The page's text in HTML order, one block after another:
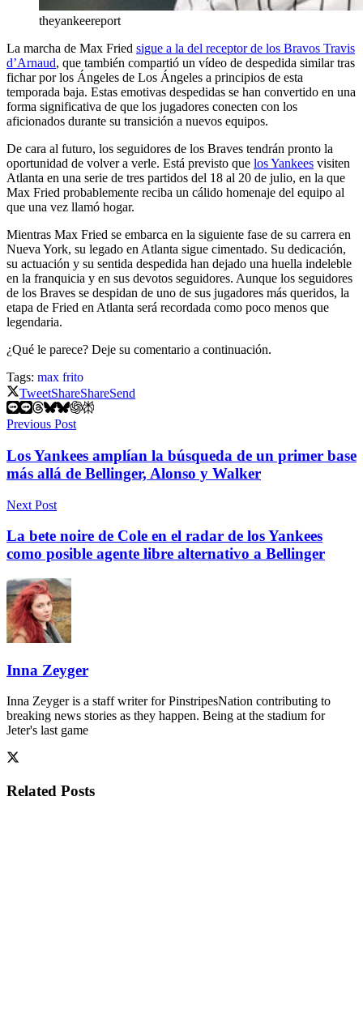
theyankeereport
La marcha de Max Fried sigue a la del receptor de los Bravos Travis
d’Arnaud, que también compartió un vídeo de despedida similar tras
fichar por los Ángeles de Los Ángeles a principios de esta
temporada baja. Estas emotivas despedidas se han convertido en una
forma significativa de que los jugadores conecten con los
aficionados durante su transición a nuevos equipos.
De cara al futuro, los seguidores de los Braves tendrán pronto la
oportunidad de volver a verle. Está previsto que los Yankees visiten
Atlanta en una serie de tres partidos del 18 al 20 de julio, en la que
Max Fried probablemente reciba un cálido homenaje del equipo al
que una vez llamó hogar.
Mientras Max Fried se embarca en la siguiente fase de su carrera en
Nueva York, su legado en Atlanta sigue cimentado. Su dedicación,
su actuación y su sentida despedida han dejado una huella indeleble
en la franquicia y en sus devotos seguidores. Aunque los seguidores
de los Braves se despidan de uno de sus jugadores más queridos, la
etapa de Fried en Atlanta será recordada como poco menos que
legendaria.
¿Qué le parece? Deje su comentario a continuación.
Tags: max frito
TweetShareShareSend
Previous Post
Los Yankees amplían la búsqueda de un primer base
más allá de Bellinger, Alonso y Walker
Next Post
La bete noire de Cole en el radar de los Yankees
como posible agente libre alternativo a Bellinger
Inna Zeyger
Inna Zeyger is a staff writer for PinstripesNation contributing to
breaking news stories as they happen. Being at the stadium for
Jeter's last game
Related Posts